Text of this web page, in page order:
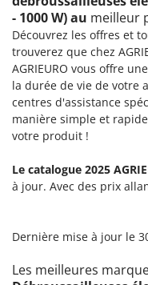
Resto Italia
Ribimex
Ripartrak
Ritter
River Systems
Robomow
Rover Pompe
S
S.T.P.
- 1000 W) au meilleur
Découvrez les offres et
trouverez que chez
AGRIEURO vous offre
la durée de vie de votre
centres d'assistance
manière simple et
votre produit !
Le catalogue 2025
à jour. Avec des prix
Dernière mise à jour le
Les meilleures